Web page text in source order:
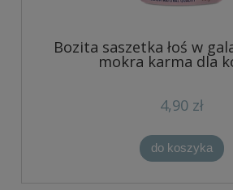
Bozita saszetka łoś w
mokra karma dla
4,90 zł
do koszyka